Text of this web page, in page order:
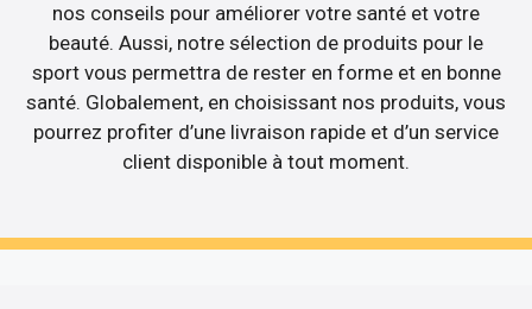
nos conseils pour améliorer votre santé et votre
beauté. Aussi, notre sélection de produits pour le
sport vous permettra de rester en forme et en bonne
santé. Globalement, en choisissant nos produits, vous
pourrez profiter d’une livraison rapide et d’un service
client disponible à tout moment.